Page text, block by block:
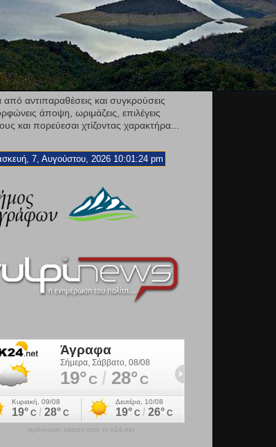
αντιπαραθέσεις και συγκρούσεις
άποψη, ωριμάζεις, επιλέγεις
και πορεύεσαι χτίζοντας χαρακτήρα...
7, Αυγούστου, 2026 10:01:26 pm
πρόγνωση καιρού από το k24.net